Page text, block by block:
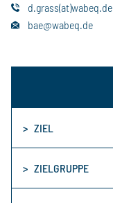
d.grass(at)wabeq.de
bae@wabeq.de
ZIEL
ZIELGRUPPE